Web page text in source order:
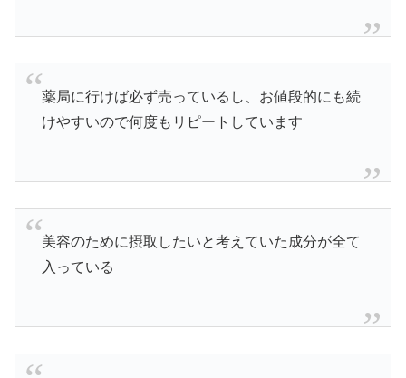
薬局に行けば必ず売っているし、お値段的にも続
けやすいので何度もリピートしています
美容のために摂取したいと考えていた成分が全て
入っている